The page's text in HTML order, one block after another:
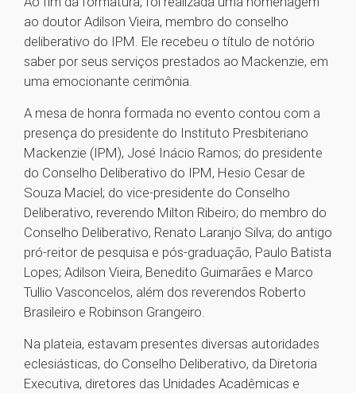
ao doutor Adilson Vieira, membro do conselho
deliberativo do IPM. Ele recebeu o título de notório
saber por seus serviços prestados ao Mackenzie, em
uma emocionante cerimônia.
A mesa de honra formada no evento contou com a
presença do presidente do Instituto Presbiteriano
Mackenzie (IPM), José Inácio Ramos; do presidente
do Conselho Deliberativo do IPM, Hesio Cesar de
Souza Maciel; do vice-presidente do Conselho
Deliberativo, reverendo Milton Ribeiro; do membro do
Conselho Deliberativo, Renato Laranjo Silva; do antigo
pró-reitor de pesquisa e pós-graduação, Paulo Batista
Lopes; Adilson Vieira, Benedito Guimarães e Marco
Tullio Vasconcelos, além dos reverendos Roberto
Brasileiro e Robinson Grangeiro.
Na plateia, estavam presentes diversas autoridades
eclesiásticas, do Conselho Deliberativo, da Diretoria
Executiva, diretores das Unidades Acadêmicas e